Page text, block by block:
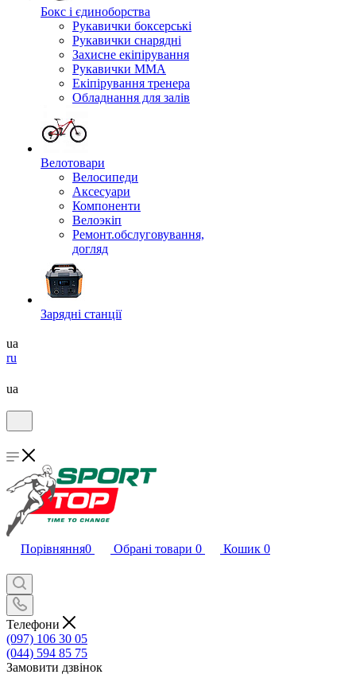
Бокс і єдиноборства
Рукавички боксерські
Рукавички снарядні
Захисне екіпірування
Рукавички ММА
Екіпірування тренера
Обладнання для залів
Велотовари
Велосипеди
Аксесуари
Компоненти
Велоэкіп
Ремонт.обслуговування,
догляд
Зарядні станції
ua
ru
ua
Порівняння0 Обрані товари 0 Кошик 0
Телефони
(097) 106 30 05
(044) 594 85 75
Замовити дзвінок